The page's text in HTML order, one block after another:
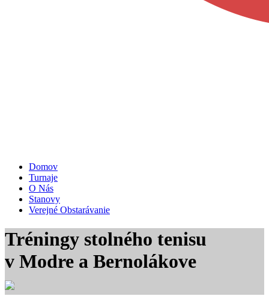
Prejsť
obsah
Domov
Turnaje
O Nás
Stanovy
Verejné Obstarávanie
Tréningy stolného tenisu
v Modre a Bernolákove